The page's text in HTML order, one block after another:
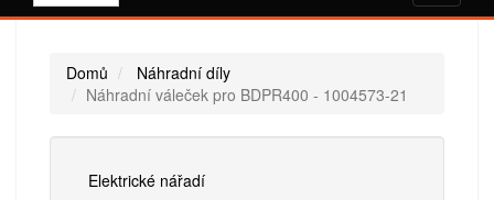
Domů
Náhradní díly
Náhradní váleček pro BDPR400 - 1004573-21
Elektrické nářadí